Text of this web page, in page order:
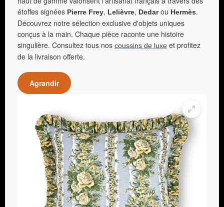
étoffes signées Pierre Frey, Lelièvre, Dedarou Hermès.
Découvrez notre sélection exclusive d'objets uniques
conçus à la main. Chaque pièce raconte une histoire
singulière. Consultez tous nos coussins de luxe et profitez
de la livraison offerte.
Agrandir